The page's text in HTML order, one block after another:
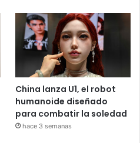
China lanza U1, el robot
humanoide diseñado
para combatir la soledad
hace 3 semanas